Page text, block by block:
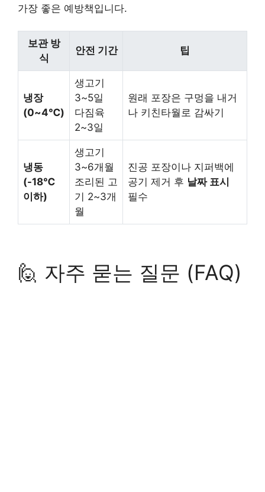
가장 좋은 예방책입니다.
보관 방
식
안전 기간 팁
냉장
(0~4℃)
생고기
3~5일
다짐육
2~3일
원래 포장은 구멍을 내거
나 키친타월로 감싸기
냉동
(-18℃
이하)
생고기
3~6개월
조리된 고
기 2~3개
월
진공 포장이나 지퍼백에
공기 제거 후 날짜 표시
필수
🙋 자주 묻는 질문 (FAQ)